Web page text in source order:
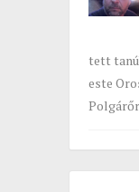
tett
este